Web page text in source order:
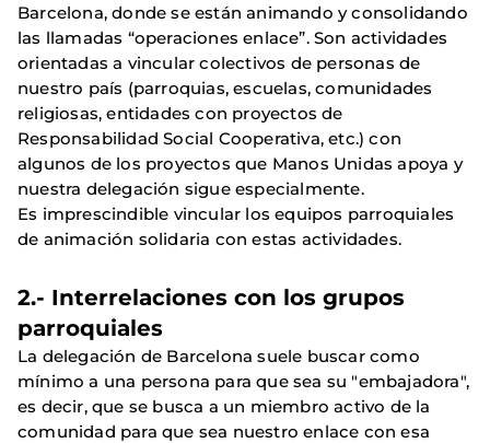
Barcelona, donde se están animando y consolidando
las llamadas “operaciones enlace”. Son actividades
orientadas a vincular colectivos de personas de
nuestro país (parroquias, escuelas, comunidades
religiosas, entidades con proyectos de
Responsabilidad Social Cooperativa, etc.) con
algunos de los proyectos que Manos Unidas apoya y
nuestra delegación sigue especialmente.
Es imprescindible vincular los equipos parroquiales
de animación solidaria con estas actividades.
2.- Interrelaciones con los grupos
parroquiales
La delegación de Barcelona suele buscar como
mínimo a una persona para que sea su "embajadora",
es decir, que se busca a un miembro activo de la
comunidad para que sea nuestro enlace con esa